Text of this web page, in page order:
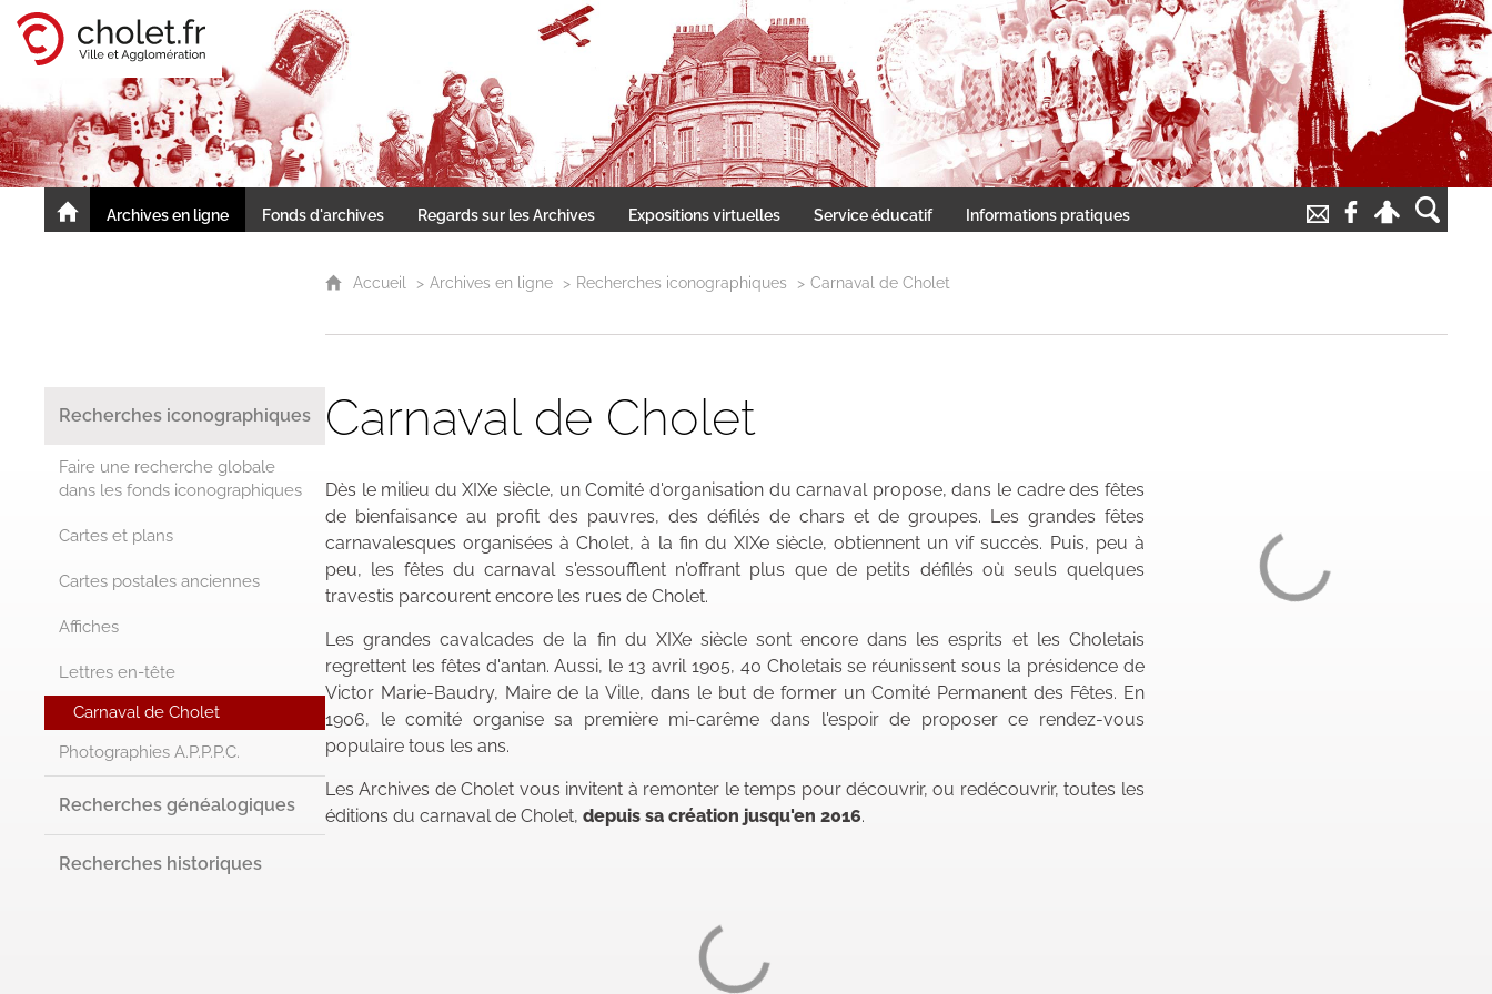
Cholet, ville et agglomération Les archives du Choletais
Accueil
Archives en ligne Fonds d'archives Regards sur les Archives Expositions virtuelles Service éducatif Informations pratiques
Recherches iconographiques
Faire une recherche globale
dans les fonds iconographiques
Cartes et plans
Cartes postales anciennes
Affiches
Lettres en-tête
Carnaval de Cholet
Photographies A.P.P.P.C.
Recherches généalogiques
Recherches historiques
Accueil Archives en ligne Recherches iconographiques Carnaval de Cholet
Carnaval de Cholet
Dès le milieu du XIXe siècle, un Comité d'organisation du carnaval propose, dans le cadre des fêtes
de bienfaisance au profit des pauvres, des défilés de chars et de groupes. Les grandes fêtes
carnavalesques organisées à Cholet, à la fin du XIXe siècle, obtiennent un vif succès. Puis, peu à
peu, les fêtes du carnaval s'essoufflent n'offrant plus que de petits défilés où seuls quelques
travestis parcourent encore les rues de Cholet.
Les grandes cavalcades de la fin du XIXe siècle sont encore dans les esprits et les Choletais
regrettent les fêtes d'antan. Aussi, le 13 avril 1905, 40 Choletais se réunissent sous la présidence de
Victor Marie-Baudry, Maire de la Ville, dans le but de former un Comité Permanent des Fêtes. En
1906, le comité organise sa première mi-carême dans l'espoir de proposer ce rendez-vous
populaire tous les ans.
Les Archives de Cholet vous invitent à remonter le temps pour découvrir, ou redécouvrir, toutes les
éditions du carnaval de Cholet, depuis sa création jusqu'en 2016.